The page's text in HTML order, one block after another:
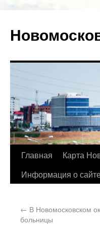
Главная Карта
Информация о
← В Новомосковском
больницы